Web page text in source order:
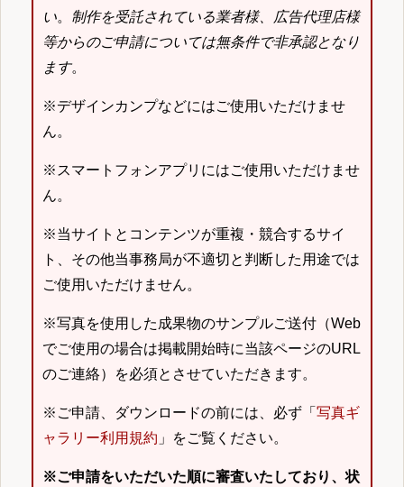
い。 制作を受託されている業者様、広告代理店様
等からのご申請については無条件で非承認となり
ます。
※デザインカンプなどにはご使用いただけませ
ん。
※スマートフォンアプリにはご使用いただけませ
ん。
※当サイトとコンテンツが重複・競合するサイ
ト、その他当事務局が不適切と判断した用途では
ご使用いただけません。
※写真を使用した成果物のサンプルご送付（Web
でご使用の場合は掲載開始時に当該ページのURL
のご連絡）を必須とさせていただきます。
※ご申請、ダウンロードの前には、必ず「 写真ギ
ャラリー利用規約 」をご覧ください。
※ご申請をいただいた順に審査いたしており、状